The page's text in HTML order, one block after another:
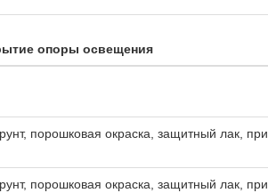
опоры освещения
порошковая окраска, защитный лак, при
порошковая окраска, защитный лак, при